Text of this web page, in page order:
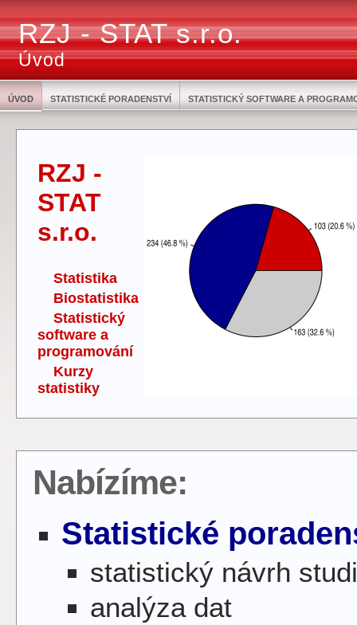
RZJ - STAT s.r.o.
Úvod
ÚVOD STATISTICKÉ PORADENSTVÍ STATISTICKÝ SOFTWARE A
RZJ -
STAT
s.r.o.
Statistika
Biostatistika
Statistický
software a
programování
Kurzy
statistiky
Nabízíme:
Statistické
statistický návrh
analýza dat